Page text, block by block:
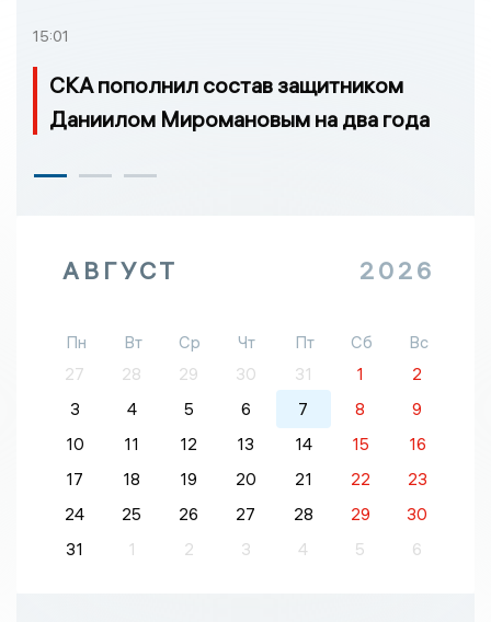
15:01
СКА пополнил состав защитником
Даниилом Миромановым на два года
АВГУСТ 2026
Пн Вт Ср Чт Пт Сб
Вс
27
28 29 30 31 1
2
3
4 5 6 7 8
9
10
11 12 13 14 15
16
17
18 19 20 21 22
23
24
25 26 27 28 29
30
31
1 2 3 4 5 6